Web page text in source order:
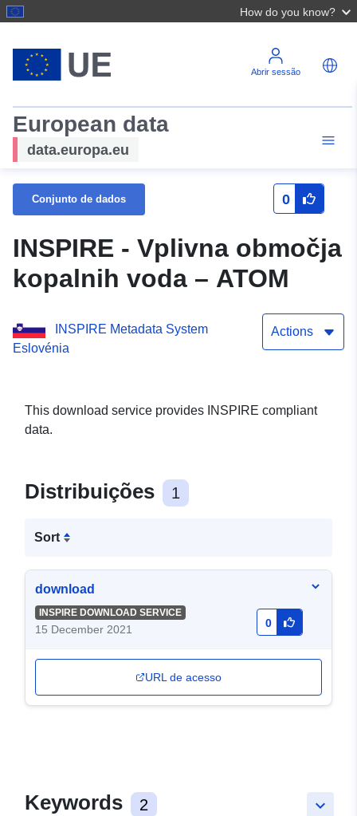
How do you know?
Abrir sessão
European data
data.europa.eu
Conjunto de dados 0
INSPIRE - Vplivna območja
kopalnih voda – ATOM
INSPIRE Metadata System
Eslovénia
Actions
This download service provides INSPIRE compliant
data.
Distribuições 1
Sort
download
INSPIRE DOWNLOAD SERVICE
15 December 2021 0
URL de acesso
keyboard_arrow_down
Keywords 2